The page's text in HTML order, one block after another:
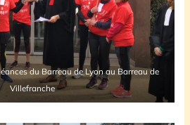
du Barreau de Lyon au Barreau de
Villefranche